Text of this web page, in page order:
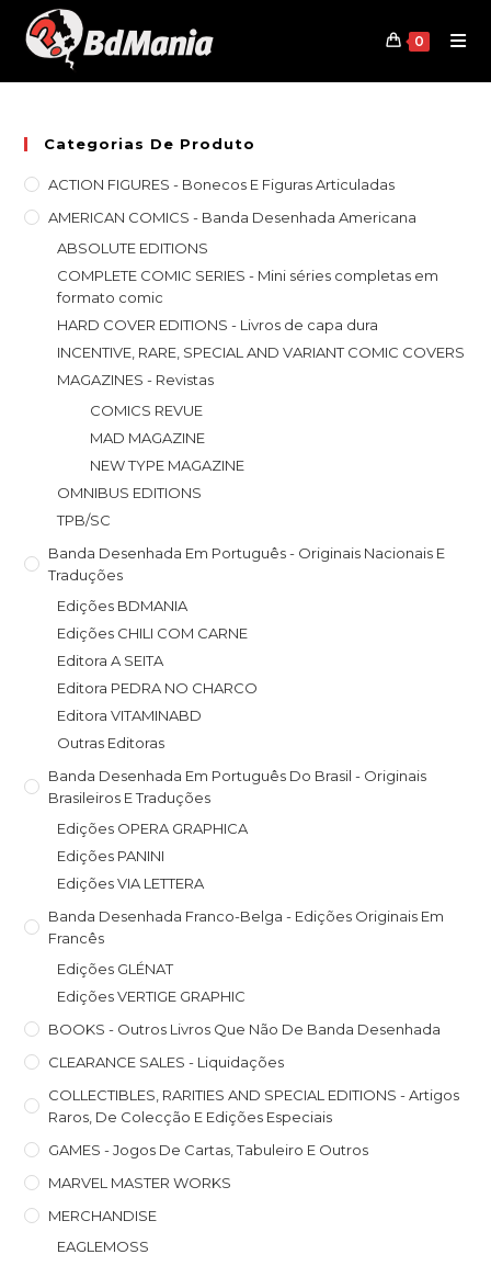
content
0
Categorias De Produto
ACTION FIGURES - Bonecos E Figuras Articuladas
AMERICAN COMICS - Banda Desenhada Americana
ABSOLUTE EDITIONS
COMPLETE COMIC SERIES - Mini séries completas em
formato comic
HARD COVER EDITIONS - Livros de capa dura
INCENTIVE, RARE, SPECIAL AND VARIANT COMIC COVERS
MAGAZINES - Revistas
COMICS REVUE
MAD MAGAZINE
NEW TYPE MAGAZINE
OMNIBUS EDITIONS
TPB/SC
Banda Desenhada Em Português - Originais Nacionais E
Traduções
Edições BDMANIA
Edições CHILI COM CARNE
Editora A SEITA
Editora PEDRA NO CHARCO
Editora VITAMINABD
Outras Editoras
Banda Desenhada Em Português Do Brasil - Originais
Brasileiros E Traduções
Edições OPERA GRAPHICA
Edições PANINI
Edições VIA LETTERA
Banda Desenhada Franco-Belga - Edições Originais Em
Francês
Edições GLÉNAT
Edições VERTIGE GRAPHIC
BOOKS - Outros Livros Que Não De Banda Desenhada
CLEARANCE SALES - Liquidações
COLLECTIBLES, RARITIES AND SPECIAL EDITIONS - Artigos
Raros, De Colecção E Edições Especiais
GAMES - Jogos De Cartas, Tabuleiro E Outros
MARVEL MASTER WORKS
MERCHANDISE
EAGLEMOSS